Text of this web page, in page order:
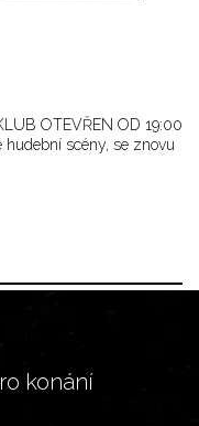
OTEVŘEN OD 19:00
scény, se znovu
konání